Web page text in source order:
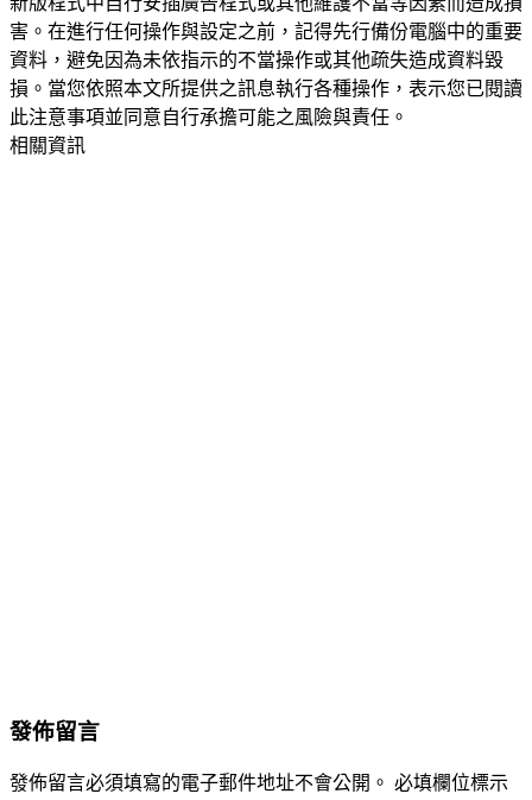
害。在進行任何操作與設定之前，記得先行備份電腦中的重要
資料，避免因為未依指示的不當操作或其他疏失造成資料毀
損。當您依照本文所提供之訊息執行各種操作，表示您已閱讀
此注意事項並同意自行承擔可能之風險與責任。
相關資訊
發佈留言
發佈留言必須填寫的電子郵件地址不會公開。 必填欄位標示